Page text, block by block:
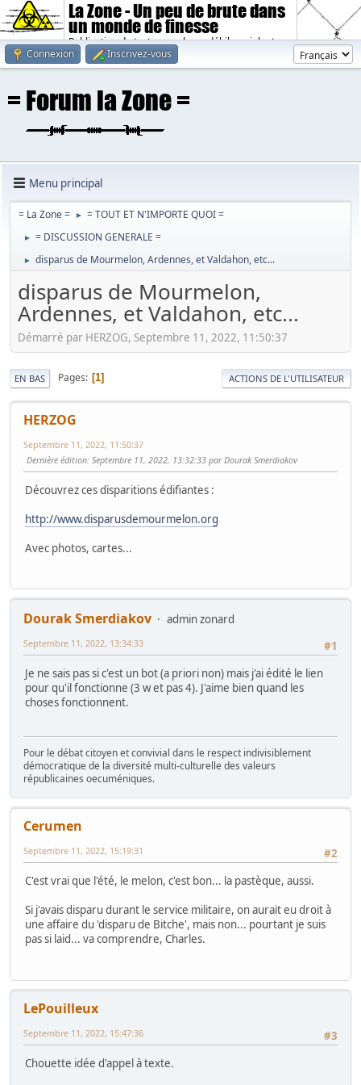
La Zone - Un peu de brute dans
un monde de finesse
Publication de textes sombres, débiles, violents.
Connexion
Inscrivez-vous
Menu principal
= La Zone = ► = TOUT ET N'IMPORTE QUOI =
► = DISCUSSION GENERALE =
► disparus de Mourmelon, Ardennes, et Valdahon, etc...
disparus de Mourmelon,
Ardennes, et Valdahon, etc...
Démarré par HERZOG, Septembre 11, 2022, 11:50:37
EN BAS Pages 1 ACTIONS DE L'UTILISATEUR
HERZOG
Septembre 11, 2022, 11:50:37
Dernière édition: Septembre 11, 2022, 13:32:33 par Dourak Smerdiakov
Découvrez ces disparitions édifiantes :
http://www.disparusdemourmelon.org
Avec photos, cartes...
Dourak Smerdiakov
admin zonard
#1
Septembre 11, 2022, 13:34:33
Je ne sais pas si c'est un bot (a priori non) mais j'ai édité le lien
pour qu'il fonctionne (3 w et pas 4). J'aime bien quand les
choses fonctionnent.
Pour le débat citoyen et convivial dans le respect indivisiblement
démocratique de la diversité multi-culturelle des valeurs
républicaines oecuméniques.
Cerumen
#2
Septembre 11, 2022, 15:19:31
C'est vrai que l'été, le melon, c'est bon... la pastèque, aussi.
Si j'avais disparu durant le service militaire, on aurait eu droit à
une affaire du 'disparu de Bitche', mais non... pourtant je suis
pas si laid... va comprendre, Charles.
LePouilleux
#3
Septembre 11, 2022, 15:47:36
Chouette idée d'appel à texte.